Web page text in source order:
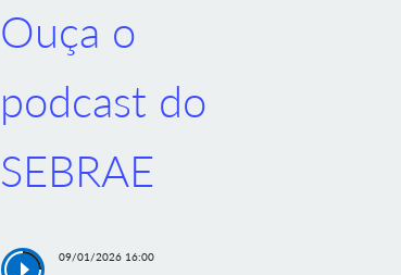
Ouça o
podcast do
SEBRAE
09/01/2026 16:00